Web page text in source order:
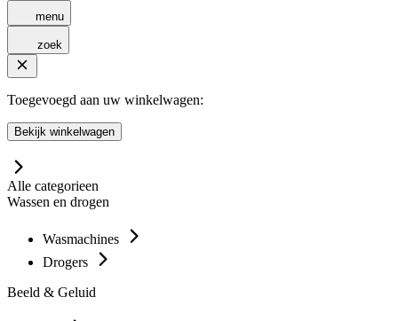
menu
zoek
Toegevoegd aan uw winkelwagen:
Bekijk winkelwagen
Alle categorieen
Wassen en drogen
Wasmachines
Drogers
Beeld & Geluid